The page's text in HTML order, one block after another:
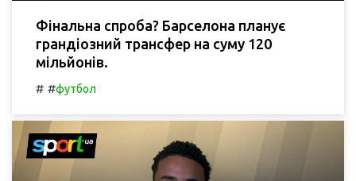
Фінальна спроба? Барселона планує
грандіозний трансфер на суму 120
мільйонів.
# #футбол